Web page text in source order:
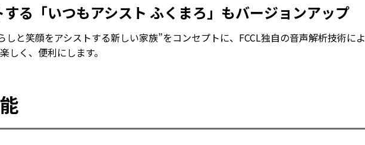
る「いつもアシスト ふくまろ」もバージョンアップ
しと笑顔をアシストする新しい家族”をコンセプトに、FCCL独自の音声解析技術に
しく、便利にします。